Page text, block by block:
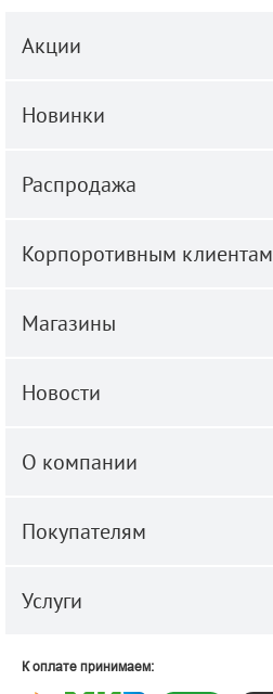
Акции
Новинки
Распродажа
Корпоротивным клиентам
Магазины
Новости
О компании
Покупателям
Услуги
К оплате принимаем: